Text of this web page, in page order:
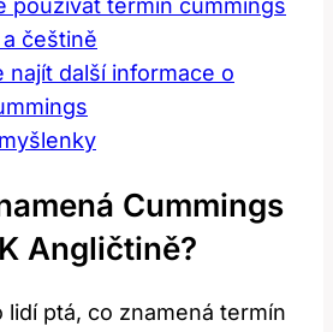
používat termín cummings
češtině
najít další informace o
Cummings
Angličtině?
lidí ptá, co znamená termín